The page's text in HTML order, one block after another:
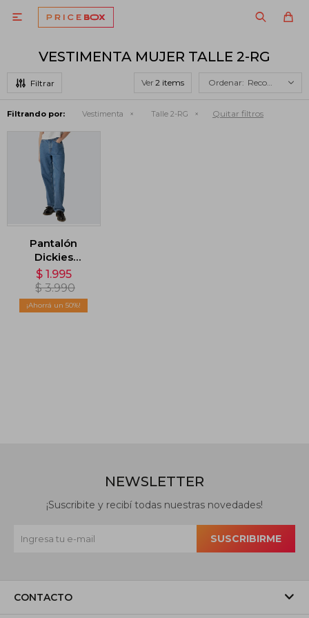

VESTIMENTA MUJER TALLE 2-RG
Ver Recomendados
Filtrando por: Vestimenta Talle 2-RG Quitar filtros
Pantalón
Dickies
Thomasville
Regular Fit -
Azul
$ 1.995
$ 3.990
50
CONTACTO
NEWSLETTER
¡Suscribite y recibí todas nuestras novedades!
SUSCRIBIRME